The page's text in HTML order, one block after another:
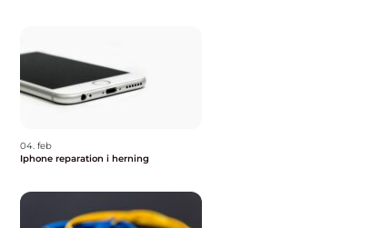
04. feb
Iphone reparation i herning